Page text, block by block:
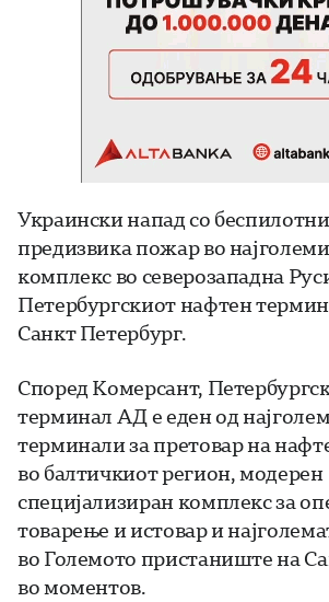
Украински напад со
предизвика пожар во
комплекс во северозападна
Петербургскиот нафтен
Санкт Петербург.
Според Комерсант,
терминал АД е еден од
терминали за претовар на
во балтичкиот регион, модерен
специјализиран комплекс за
товарење и истовар и
во Големото пристаниште на
во моментов.